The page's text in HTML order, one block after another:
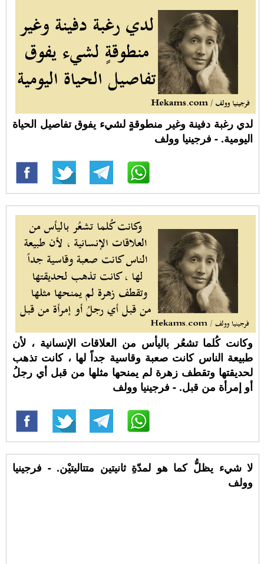
لدي رغبة دفينة وغير منطوقةٍ لشيء يفوق تفاصيل الحياة
اليومية. - فرجينيا وولف
وكانت كُلما تشعُر باليأس من العلاقات الإنسانية ، لأن
طبيعة الناس كانت صعبة وقاسية جداً لها ، كانت تذهب
لحديقتها وتقطف زهرة لم يمنحها مثلها من قبل أي رجلُ
أو إمرأة من قبل. - فرجينيا وولف
لا شيء يظلُّ كما هو لمدّةِ ثانيتين متتاليتيْن. - فرجينيا
وولف